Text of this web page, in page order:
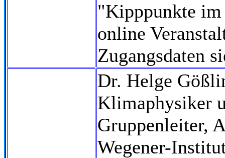
"Kipppunkte
online
Zugangsdaten
Dr. Helge
Klimaphysiker
Gruppenleiter,
Wegener-